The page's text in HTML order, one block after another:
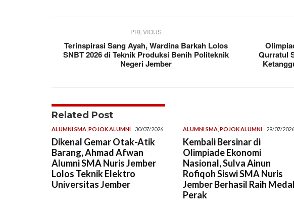
PREVIOUS
Terinspirasi Sang Ayah, Wardina Barkah Lolos
SNBT 2026 di Teknik Produksi Benih Politeknik
Negeri Jember
Qurratul
Related Post
ALUMNI SMA POJOK ALUMNI 30/07/2026
Dikenal Gemar Otak-Atik
Barang, Ahmad Afwan
Alumni SMA Nuris Jember
Lolos Teknik Elektro
Universitas Jember
ALUMNI SMA, POJOK ALUMNI 29/07/2026
Kembali Bersinar di
Olimpiade Ekonomi
Nasional, Sulva Ainun
Rofiqoh Siswi SMA Nuris
Jember Berhasil Raih
Perak